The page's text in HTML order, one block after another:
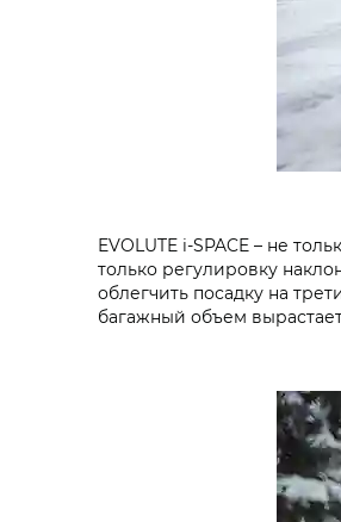
EVOLUTE i‑SPACE – не
только регулировку
облегчить посадку на
багажный объем